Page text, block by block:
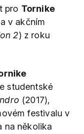
pro Tornike
v akčním
2) z roku
studentské
(2017),
festivalu v
na několika